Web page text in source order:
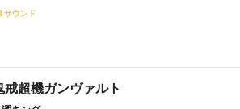
サウンド
戒超機ガンヴァルト